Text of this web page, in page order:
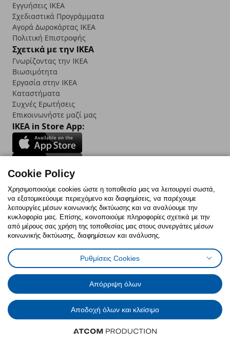
Εγγυήσεις IKEA
Σχεδιαστικά Προγράμματα
Αγορά Δωρoκάρτας IKEA
Πολιτική Επιστροφής
Σχετικά με την IKEA
Γνωρίζοντας την IKEA
Βιωσιμότητα
Εργασία στην IKEA
Καταστήματα
Συχνές Ερωτήσεις
Επικοινωνήστε μαζί μας
IKEA in Store App:
Follow us:
FacebookInstagram
TikTokYoutubePinterestTwitter
Πολιτική CookiesΔήλωση ψηφιακής προσβασιμότητας
Έντυπο Επιστροφής / ΑκύρωσηςΡυθμίσεις cookiesΌροι Χρήσης
Γενική Πολιτική Προσωπικών Δεδομένων
Πολιτική Προσωπικών Δεδομένων για IKEA.com.cy
© Inter-IKEA Systems B.V. 1999 - 2025
Cookie Policy
Χρησιμοποιούμε cookies ώστε η τοποθεσία μας να λειτουργεί σωστά,
να εξατομικεύουμε περιεχόμενο και διαφημίσεις, να παρέχουμε
λειτουργίες μέσων κοινωνικής δικτύωσης και να αναλύουμε την
κυκλοφορία μας. Επίσης, κοινοποιούμε πληροφορίες σχετικά με την
από μέρους σας χρήση της τοποθεσίας μας στους συνεργάτες μέσων
κοινωνικής δικτύωσης, διαφημίσεων και ανάλυσης.
Ρυθμίσεις Cookies
Απόρριψη όλων
Αποδοχή όλων και κλείσιμο